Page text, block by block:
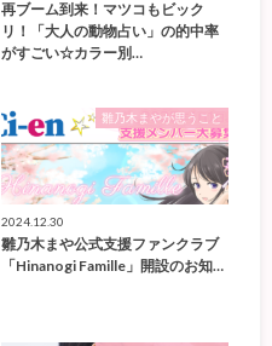
再ブーム到来！マツコもビック
リ！「大人の動物占い」の的中率
がすごい☆カラー別…
雛乃木まやが思うこと
2024.12.30
雛乃木まや公式支援ファンクラブ
「Hinanogi Famille」開設のお知…